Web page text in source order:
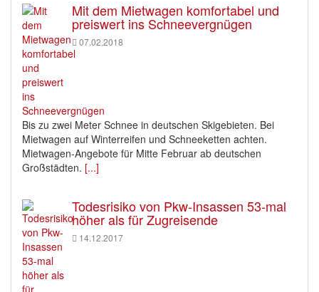
Mit dem Mietwagen komfortabel und
preiswert ins Schneevergnügen
07.02.2018
Bis zu zwei Meter Schnee in deutschen Skigebieten. Bei
Mietwagen auf Winterreifen und Schneeketten achten.
Mietwagen-Angebote für Mitte Februar ab deutschen
Großstädten. [...]
Todesrisiko von Pkw-Insassen 53-mal
höher als für Zugreisende
14.12.2017